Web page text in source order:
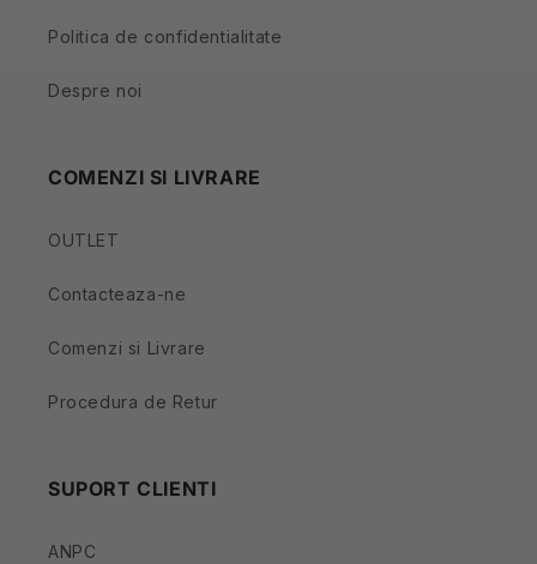
Politica de confidentialitate
Despre noi
COMENZI SI LIVRARE
OUTLET
Contacteaza-ne
Comenzi si Livrare
Procedura de Retur
SUPORT CLIENTI
ANPC